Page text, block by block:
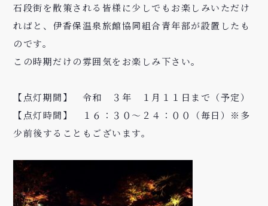
石段街を散策される皆様に少しでもお楽しみいただけ
ればと、伊香保温泉旅館協同組合青年部が設置したも
のです。
この時期だけの雰囲気をお楽しみ下さい。
【点灯期間】 令和 ３年 １月１１日まで（予定）
【点灯時間】 １６：３０～２４：００（毎日）※多
少前後することもございます。